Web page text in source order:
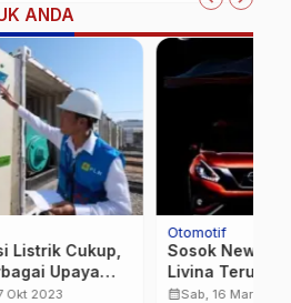
ANDA
Sosok New Nissan
Livina Terungkap?
calendar_month Sab, 16 Mar 2019